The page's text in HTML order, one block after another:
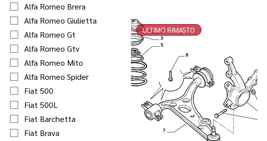
Alfa Romeo Brera
Alfa Romeo Giulietta
Alfa Romeo Gt
Alfa Romeo Gtv
Alfa Romeo Mito
Alfa Romeo Spider
Fiat 500
Fiat 500L
Fiat Barchetta
Fiat Brava
ULTIMO RIMASTO